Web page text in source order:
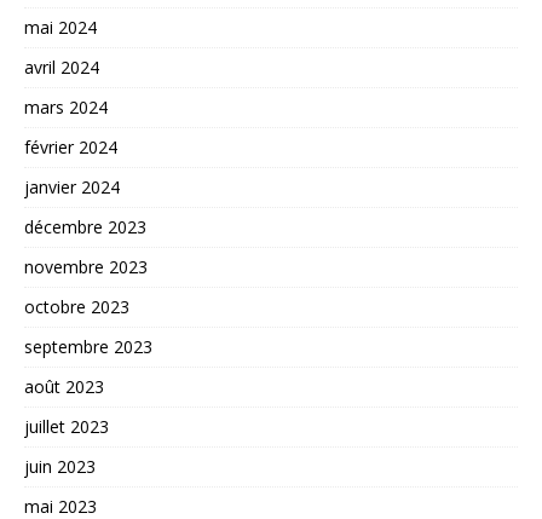
mai 2024
avril 2024
mars 2024
février 2024
janvier 2024
décembre 2023
novembre 2023
octobre 2023
septembre 2023
août 2023
juillet 2023
juin 2023
mai 2023